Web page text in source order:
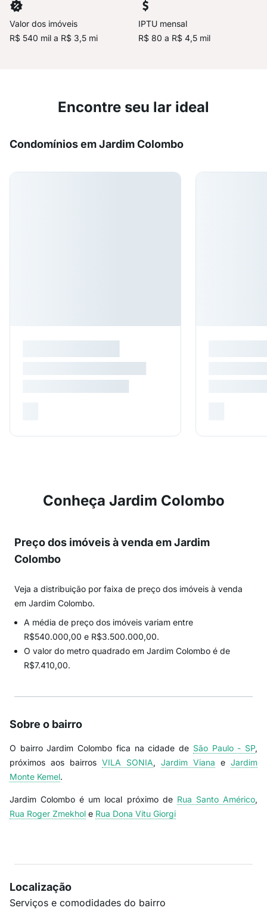
Valor dos imóveis
R$ 540 mil a R$ 3,5 mi
IPTU mensal
R$ 80 a R$ 4,5 mil
Encontre seu lar ideal
Condomínios em Jardim Colombo
Conheça Jardim Colombo
Preço dos imóveis à venda em Jardim
Colombo
Veja a distribuição por faixa de preço dos imóveis à venda
em Jardim Colombo.
A média de preço dos imóveis variam entre
R$540.000,00 e R$3.500.000,00.
O valor do metro quadrado em Jardim Colombo é de
R$7.410,00.
Sobre o bairro
O bairro Jardim Colombo fica na cidade de São Paulo - SP,
próximos aos bairros VILA SONIA, Jardim Viana e Jardim
Monte Kemel.
Jardim Colombo é um local próximo de Rua Santo Américo,
Rua Roger Zmekhol e Rua Dona Vitu Giorgi
Localização
Serviços e comodidades do bairro